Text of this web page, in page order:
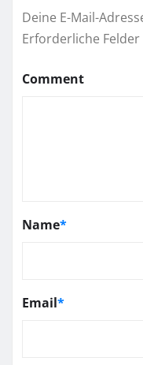
Deine E-Mail-
Erforderliche
Comment
Name*
Email*